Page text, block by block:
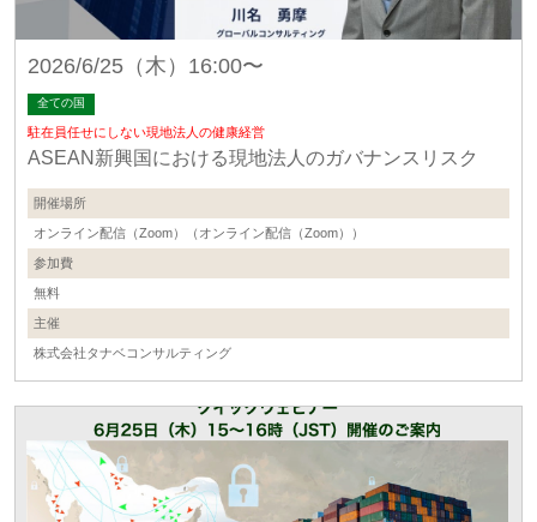
2026/6/25（木）16:00〜
全ての国
駐在員任せにしない現地法人の健康経営
ASEAN新興国における現地法人のガバナンスリスク
開催場所
オンライン配信（Zoom）（オンライン配信（Zoom））
参加費
無料
主催
株式会社タナベコンサルティング